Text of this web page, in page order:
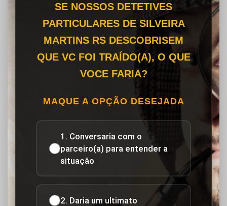
SE NOSSOS DETETIVES
PARTICULARES DE SILVEIRA
MARTINS RS DESCOBRISEM
QUE VC FOI TRAÍDO(A), O QUE
VOCE FARIA?
MAQUE A OPÇÃO DESEJADA
1. Conversaria com o
parceiro(a) para entender a
situação
2. Daria um ultimato